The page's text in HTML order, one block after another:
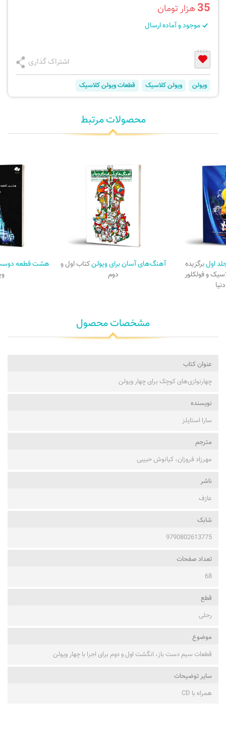
35هزار تومان
موجود و آماده ارسال
اشتراک گذاری
ویولن ویولن کلاسیک قطعات ویولن کلاسیک
محصولات مرتبط
اولبرگزیده‌
و فولکلور
آهنگ‌های آسان برای ویولنکتاب اول و
دوم
هشت قطعه
مشخصات محصول
عنوان کتاب
چهارنوازی‌های کوچک برای چهار ویولن
نویسنده
سارا استایلز
مترجم
مهرزاد فروزان، کیانوش حبیبی
ناشر
عازف
شابک
9790802613775
تعداد صفحات
68
قطع
رحلی
موضوع
قطعات سیم دست باز، انگشت اول و دوم برای اجرا با چهار ویولن
ساير توضيحات
همراه با CD